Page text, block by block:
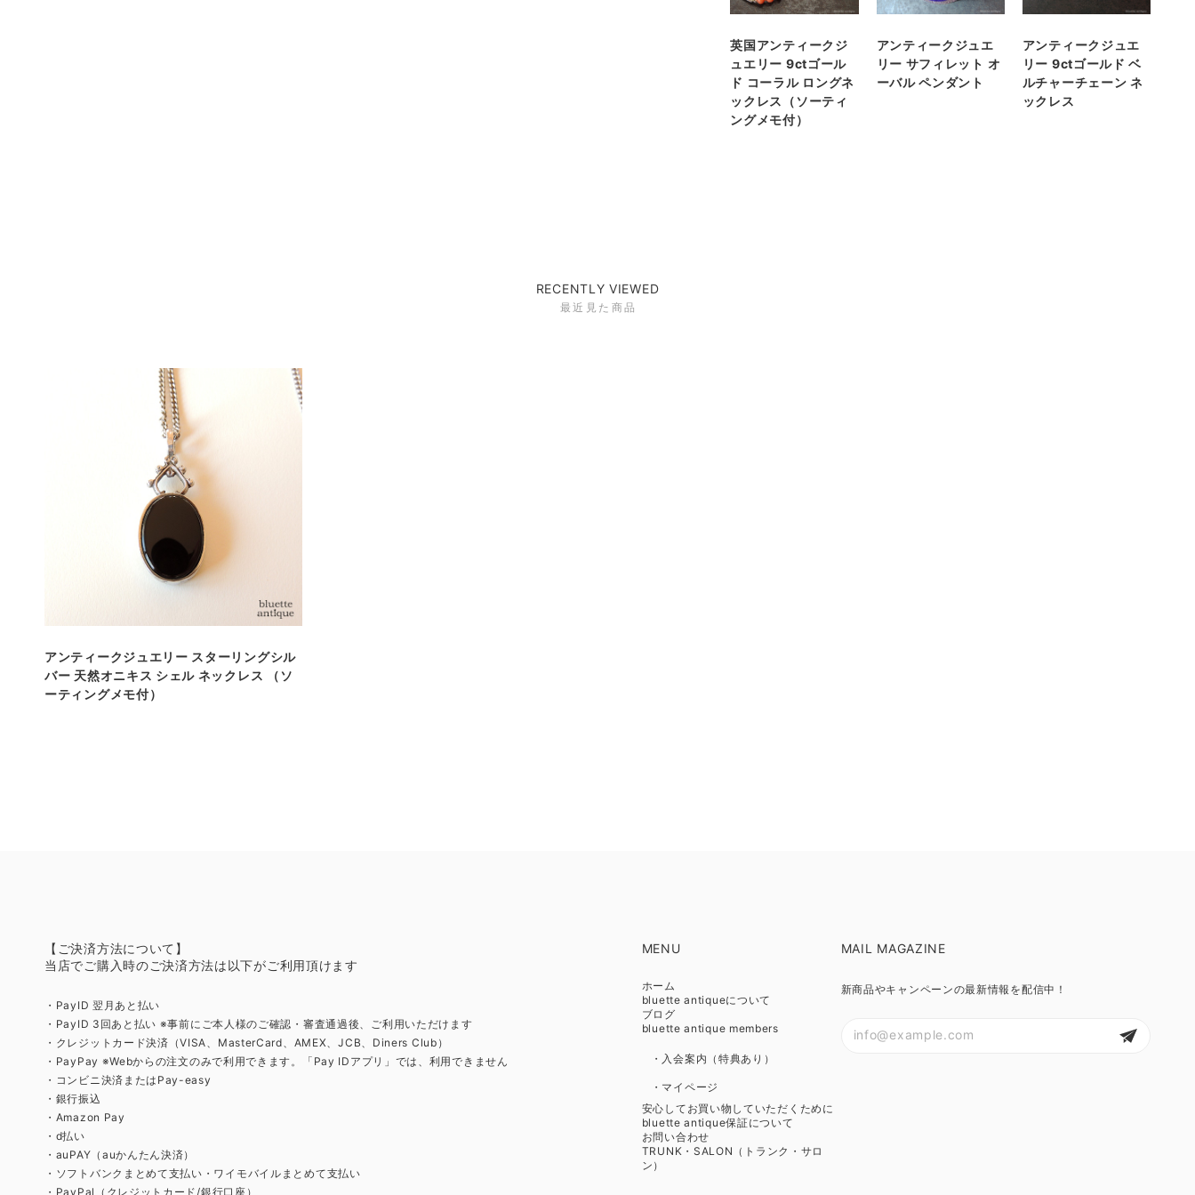
英国アンティークジ
ュエリー 9ctゴール
ド コーラル ロングネ
ックレス（ソーティ
ングメモ付）
アンティークジュエ
リー サフィレット オ
ーバル ペンダント
アンティークジュエ
リー 9ctゴールド ベ
ルチャーチェーン ネ
ックレス
RECENTLY VIEWED
最近見た商品
アンティークジュエリー スターリングシル
バー 天然オニキス シェル ネックレス （ソ
ーティングメモ付）
【ご決済方法について】
当店でご購入時のご決済方法は以下がご利用頂けます
・PayID 翌月あと払い
・PayID 3回あと払い ※事前にご本人様のご確認・審査通過後、ご利用いただけます
・クレジットカード決済（VISA、MasterCard、AMEX、JCB、Diners Club）
・PayPay ※Webからの注文のみで利用できます。「Pay IDアプリ」では、利用できません
・コンビニ決済またはPay-easy
・銀行振込
・Amazon Pay
・d払い
・auPAY（auかんたん決済）
・ソフトバンクまとめて支払い・ワイモバイルまとめて支払い
・PayPal（クレジットカード/銀行口座）
MENU
ホーム
bluette antiqueについて
ブログ
bluette antique members
・入会案内（特典あり）
・マイページ
安心してお買い物していただくために
bluette antique保証について
お問い合わせ
TRUNK・SALON（トランク・サロ
ン）
MAIL MAGAZINE
新商品やキャンペーンの最新情報を配信中！